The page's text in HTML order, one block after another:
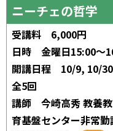
ニーチェの哲学
受講料
6,000円
日時
金曜日15:00～
開講日程
10/9, 10/
全5回
講師
今崎高秀 教養
育基盤センター非常勤